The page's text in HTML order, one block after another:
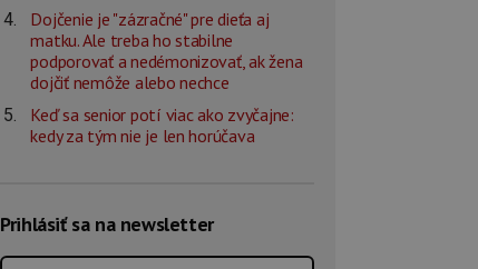
Dojčenie je "zázračné" pre dieťa aj
matku. Ale treba ho stabilne
podporovať a nedémonizovať, ak žena
dojčiť nemôže alebo nechce
Keď sa senior potí viac ako zvyčajne:
kedy za tým nie je len horúčava
Prihlásiť sa na newsletter